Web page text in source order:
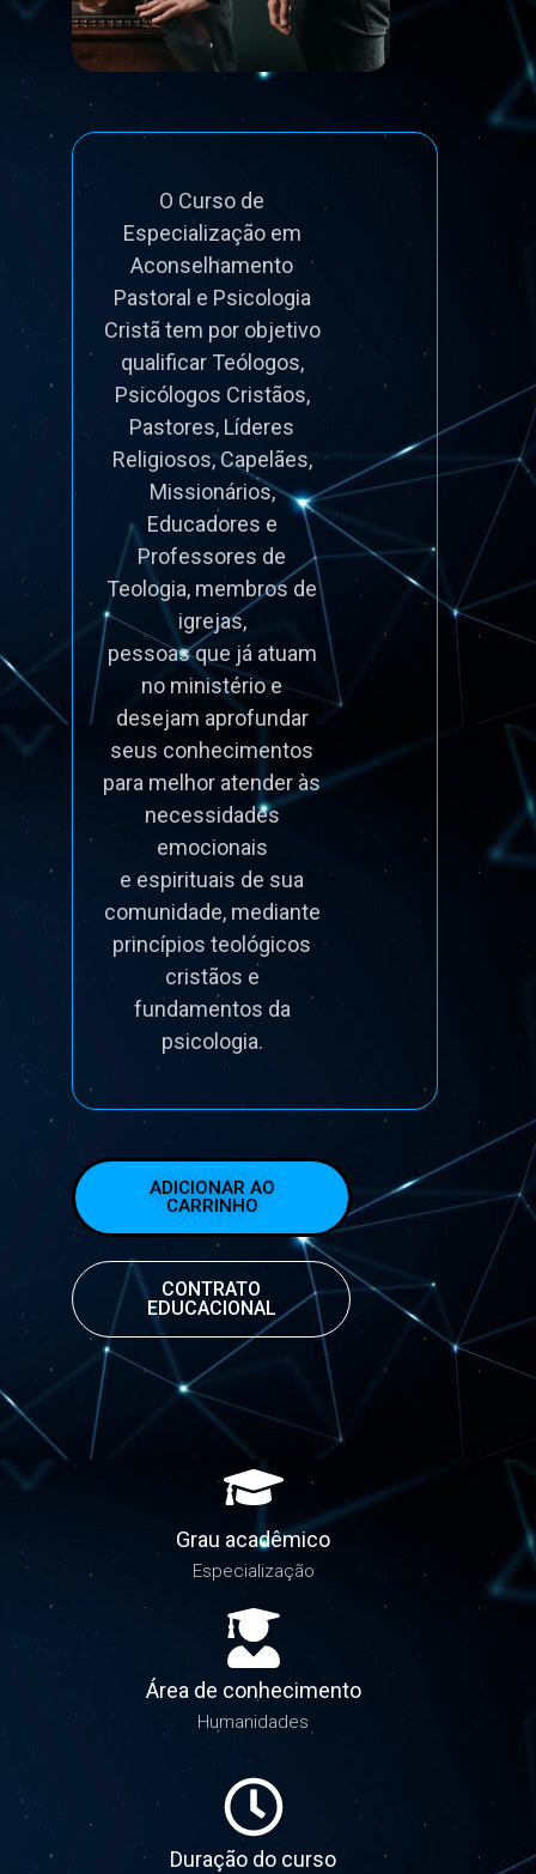
O Curso de
Especialização em
Aconselhamento
Pastoral e Psicologia
Cristã tem por objetivo
qualificar Teólogos,
Psicólogos Cristãos,
Pastores, Líderes
Religiosos, Capelães,
Missionários,
Educadores e
Professores de
Teologia, membros de
igrejas,
pessoas que já atuam
no ministério e
desejam aprofundar
seus conhecimentos
para melhor atender às
necessidades
emocionais
e espirituais de sua
comunidade, mediante
princípios teológicos
cristãos e
fundamentos da
ADICIONAR AO
CARRINHO
CONTRATO
EDUCACIONAL
Grau acadêmico
Especialização
Área de conhecimento
Humanidades
Duração do curso